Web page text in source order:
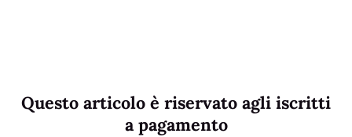
Questo articolo è riservato agli iscritti
a pagamento